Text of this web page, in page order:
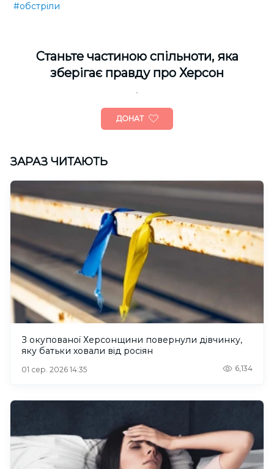
#обстріли
Cтаньте частиною спільноти, яка
зберігає правду про Херсон
ДОНАТ
ЗАРАЗ ЧИТАЮТЬ
З окупованої Херсонщини повернули дівчинку,
яку батьки ховали від росіян
01 сер. 2026 14:35 6,134